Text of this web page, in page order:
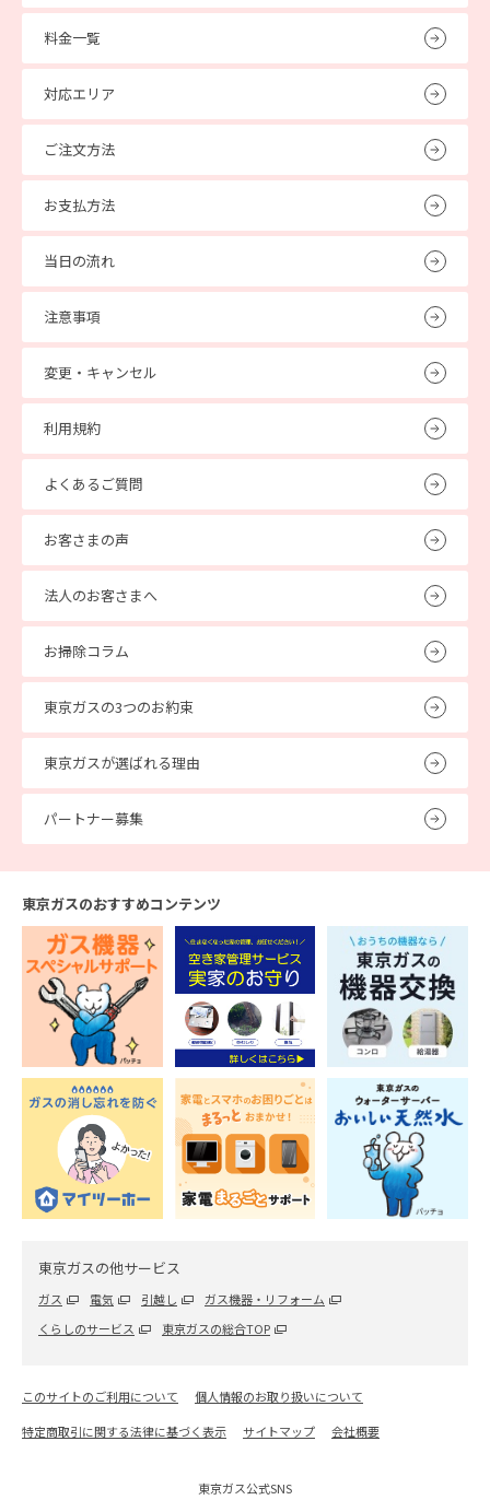
料金一覧
対応エリア
ご注文方法
お支払方法
当日の流れ
注意事項
変更・キャンセル
利用規約
よくあるご質問
お客さまの声
法人のお客さまへ
お掃除コラム
東京ガスの3つのお約束
東京ガスが選ばれる理由
パートナー募集
東京ガスのおすすめコンテンツ
東京ガスの他サービス
ガス 電気 引越し
ガス機器・リフォーム
くらしのサービス
東京ガスの総合TOP
このサイトのご利用について
個人情報のお取り扱いについて
特定商取引に関する法律に基づく表示
サイトマップ 会社概要
東京ガス公式SNS